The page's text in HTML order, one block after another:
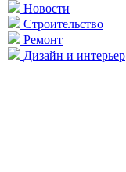
Новости
Строительство
Ремонт
Дизайн и интерьер